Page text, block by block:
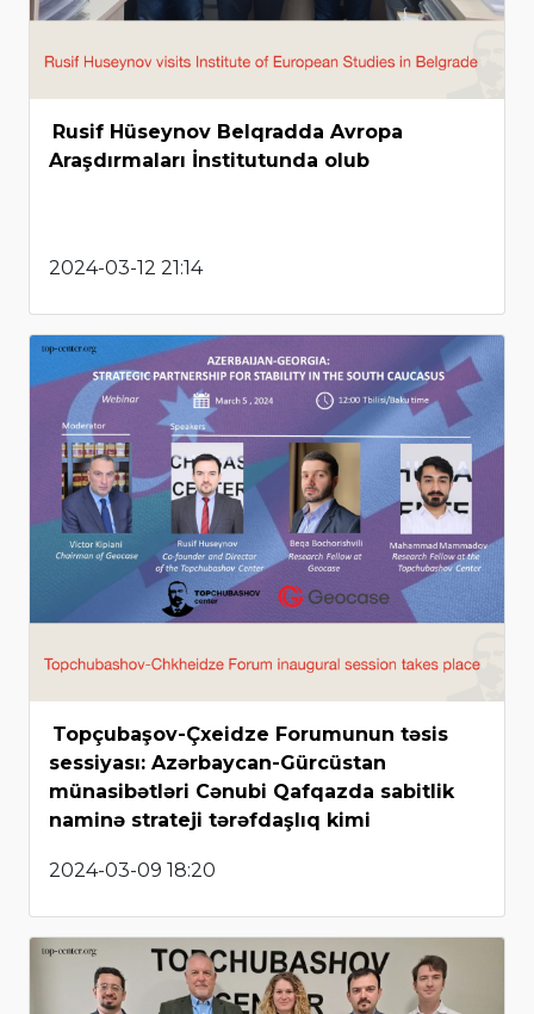
Rusif Hüseynov Belqradda Avropa
Araşdırmaları İnstitutunda olub
2024-03-12 21:14
Topçubaşov-Çxeidze Forumunun təsis
sessiyası: Azərbaycan-Gürcüstan
münasibətləri Cənubi Qafqazda sabitlik
naminə strateji tərəfdaşlıq kimi
2024-03-09 18:20